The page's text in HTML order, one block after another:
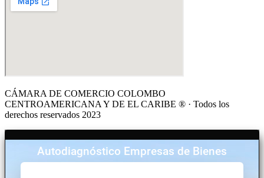
CÁMARA DE COMERCIO COLOMBO
CENTROAMERICANA Y DE EL CARIBE ® · Todos los
derechos reservados 2023